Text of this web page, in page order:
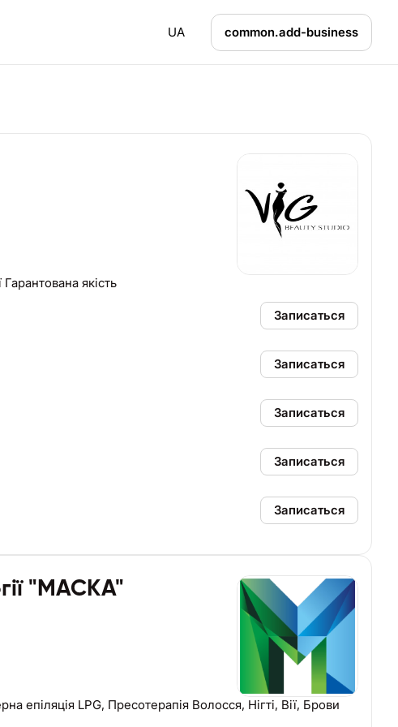
UA common.add-business
якість
Записаться
Записаться
Записаться
Записаться
Записаться
"МАСКА"
епіляція LPG, Пресотерапія Волосся, Нігті, Вії, Брови